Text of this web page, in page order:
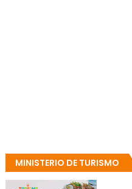
MINISTERIO DE TURISMO